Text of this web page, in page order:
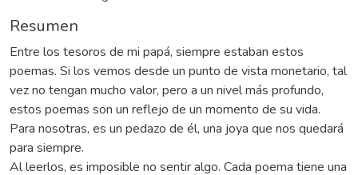
Resumen
Entre los tesoros de mi papá, siempre estaban estos
poemas. Si los vemos desde un punto de vista monetario, tal
vez no tengan mucho valor, pero a un nivel más profundo,
estos poemas son un reflejo de un momento de su vida.
Para nosotras, es un pedazo de él, una joya que nos quedará
para siempre.
Al leerlos, es imposible no sentir algo. Cada poema tiene una